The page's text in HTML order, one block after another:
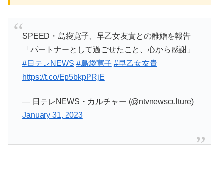
SPEED・島袋寛子、早乙女友貴との離婚を報告
「パートナーとして過ごせたこと、心から感謝」
#日テレNEWS #島袋寛子 #早乙女友貴
https://t.co/Ep5bkpPRjE
— 日テレNEWS・カルチャー (@ntvnewsculture)
January 31, 2023